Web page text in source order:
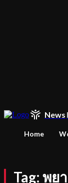
News
Home
Tag: พย